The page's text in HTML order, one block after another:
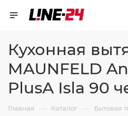
Кухонная
MAUNFELD
PlusA Isla 90
Главная — Каталог — Бытовая